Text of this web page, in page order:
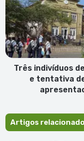
por
suspeita
de
ameaças
e
tentativa
LDR
apresentados
Três indivíduos
e tentativa
Artigos